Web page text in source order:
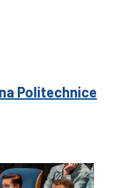
Politechnice